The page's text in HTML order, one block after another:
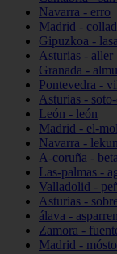
Navarra - erro
Madrid -
Gipuzkoa -
Asturias - aller
Granada -
Pontevedra -
Asturias -
León - león
Madrid - el-
Navarra -
A-coruña -
Las-palmas -
Valladolid -
Asturias -
álava -
Zamora -
Madrid -